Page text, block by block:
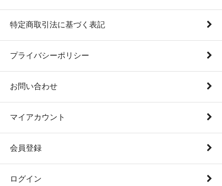
特定商取引法に基づく表記
プライバシーポリシー
お問い合わせ
マイアカウント
会員登録
ログイン